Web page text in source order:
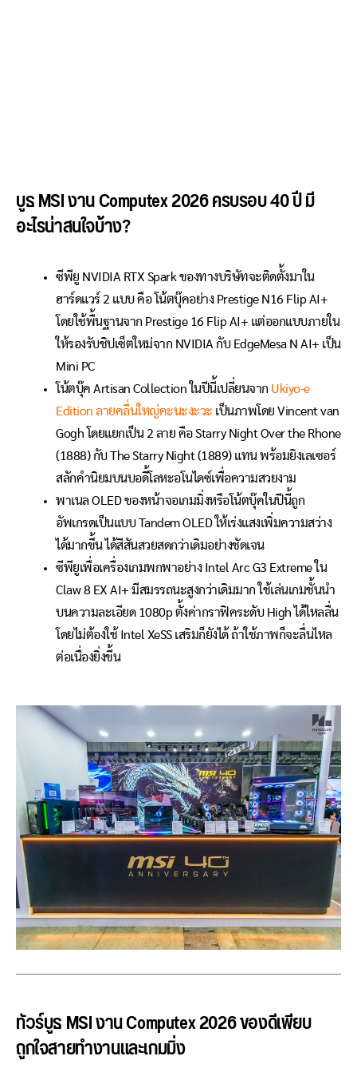
บูธ MSI งาน Computex 2026 ครบรอบ 40 ปี มี
อะไรน่าสนใจบ้าง?
ซีพียู NVIDIA RTX Spark ของทางบริษัทจะติดตั้งมาใน
ฮาร์ดแวร์ 2 แบบ คือ โน้ตบุ๊คอย่าง Prestige N16 Flip AI+
โดยใช้พื้นฐานจาก Prestige 16 Flip AI+ แต่ออกแบบภายใน
ให้รองรับชิปเซ็ตใหม่จาก NVIDIA กับ EdgeMesa N AI+ เป็น
Mini PC
โน้ตบุ๊ค Artisan Collection ในปีนี้เปลี่ยนจาก Ukiyo-e
Edition ลายคลื่นใหญ่คะนะงะวะ เป็นภาพโดย Vincent van
Gogh โดยแยกเป็น 2 ลาย คือ Starry Night Over the Rhone
(1888) กับ The Starry Night (1889) แทน พร้อมยิงเลเซอร์
สลักคำนิยมบนบอดี้โลหะอโนไดซ์เพื่อความสวยงาม
พาเนล OLED ของหน้าจอเกมมิ่งหรือโน้ตบุ๊คในปีนี้ถูก
อัพเกรดเป็นแบบ Tandem OLED ให้เร่งแสงเพิ่มความสว่าง
ได้มากขึ้น ได้สีสันสวยสดกว่าเดิมอย่างชัดเจน
ซีพียูเพื่อเครื่องเกมพกพาอย่าง Intel Arc G3 Extreme ใน
Claw 8 EX AI+ มีสมรรถนะสูงกว่าเดิมมาก ใช้เล่นเกมชั้นนำ
บนความละเอียด 1080p ตั้งค่ากราฟิคระดับ High ได้ไหลลื่น
โดยไม่ต้องใช้ Intel XeSS เสริมก็ยังได้ ถ้าใช้ภาพก็จะลื่นไหล
ต่อเนื่องยิ่งขึ้น
ทัวร์บูธ MSI งาน Computex 2026 ของดีเพียบ
ถูกใจสายทำงานและเกมมิ่ง